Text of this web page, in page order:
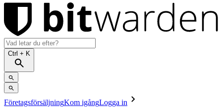
Ctrl + K
FöretagsförsäljningKom igångLogga in